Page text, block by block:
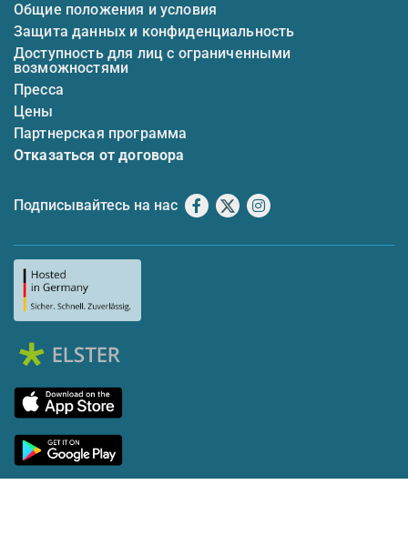
Общие положения и условия
Защита данных и конфиденциальность
Доступность для лиц с ограниченными
возможностями
Пресса
Цены
Партнерская программа
Отказаться от договора
Подписывайтесь на нас Facebook
X Instagram